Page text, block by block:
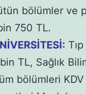
bölümler ve
750 TL.
TL, Sağlık
bölümleri